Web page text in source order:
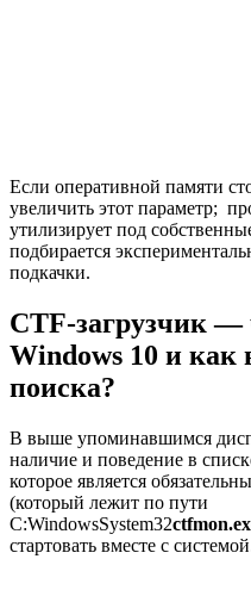
Если оперативной памяти
увеличить этот параметр;
утилизирует под
подбирается
подкачки.
CTF-загрузчик —
Windows 10 и как
поиска?
В выше упоминавшимся
наличие и поведение в
которое является
(который лежит по пути
C:WindowsSystem32
стартовать вместе с